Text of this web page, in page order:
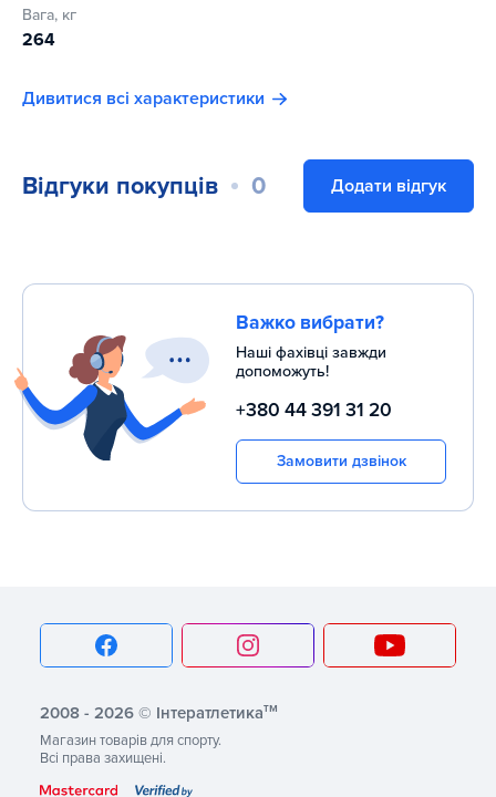
Вага, кг
264
Дивитися всі характеристики
Відгуки покупців 0 Додати відгук
Важко вибрати?
Наші фахівці завжди
допоможуть!
+380 44 391 31 20
Замовити дзвінок
2008 - 2026 © Інтератлетикатм
Магазин товарів для спорту.
Всі права захищені.